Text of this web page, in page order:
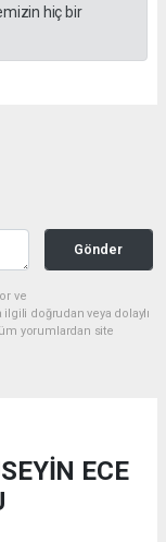
hiç bir
Gönder
ve
doğrudan veya dolaylı
yorumlardan site
ECE